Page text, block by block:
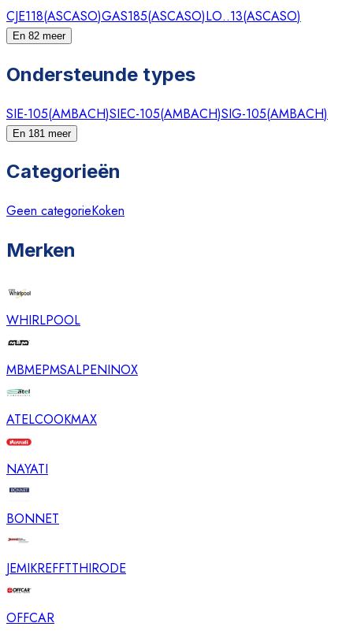
CJE118(ASCASO)GAS185(ASCASO)LO..13(ASCASO)
En 82 meer
Ondersteunde types
SIE-105(AMBACH)SIEC-105(AMBACH)SIG-105(AMBACH)
En 181 meer
Categorieën
Geen categorieKoken
Merken
WHIRLPOOL
MBMEPMSALPENINOX
ATELCOOKMAX
NAYATI
BONNET
JEMIKREFFTTHIRODE
OFFCAR